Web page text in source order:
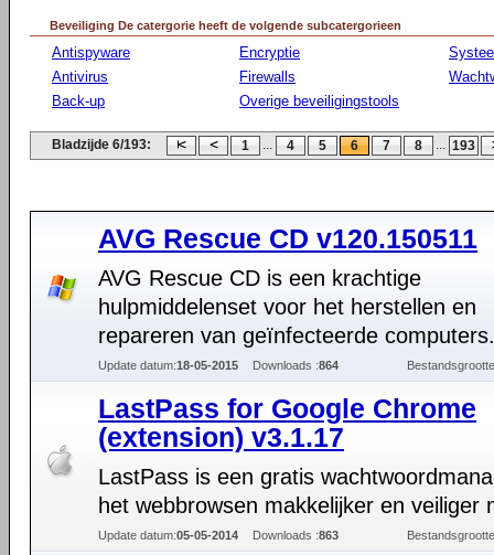
Beveiliging De catergorie heeft de volgende subcatergorieen
Antispyware
Antivirus
Back-up
Encryptie
Firewalls
Overige beveiligingstools
Bladzijde 6/193: 1 ... 4 5 6 7 8 ... 193
AVG Rescue CD v120.150511
AVG Rescue CD is een krachtige
hulpmiddelenset voor het herstellen en
repareren van geïnfecteerde computers.
Update datum:18-05-2015 Downloads :864
LastPass for Google Chrome
(extension) v3.1.17
LastPass is een gratis
het webbrowsen makkelijker en veiliger
Update datum:05-05-2014 Downloads :863